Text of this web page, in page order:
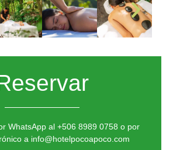
WhatsApp al +506 8989 0758 o por
a info@hotelpocoapoco.com